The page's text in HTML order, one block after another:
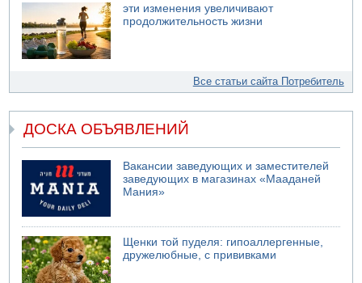
эти изменения увеличивают
продолжительность жизни
Все статьи сайта Потребитель
ДОСКА ОБЪЯВЛЕНИЙ
Вакансии заведующих и заместителей
заведующих в магазинах «Мааданей
Мания»
Щенки той пуделя: гипоаллергенные,
дружелюбные, с прививками